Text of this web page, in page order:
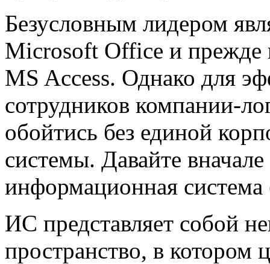
Безусловным лидером
Microsoft Office и прежде
MS Access. Однако для
сотрудников компании-
обойтись без единой
системы. Давайте
информационная
ИС представляет собой
пространство, в котором